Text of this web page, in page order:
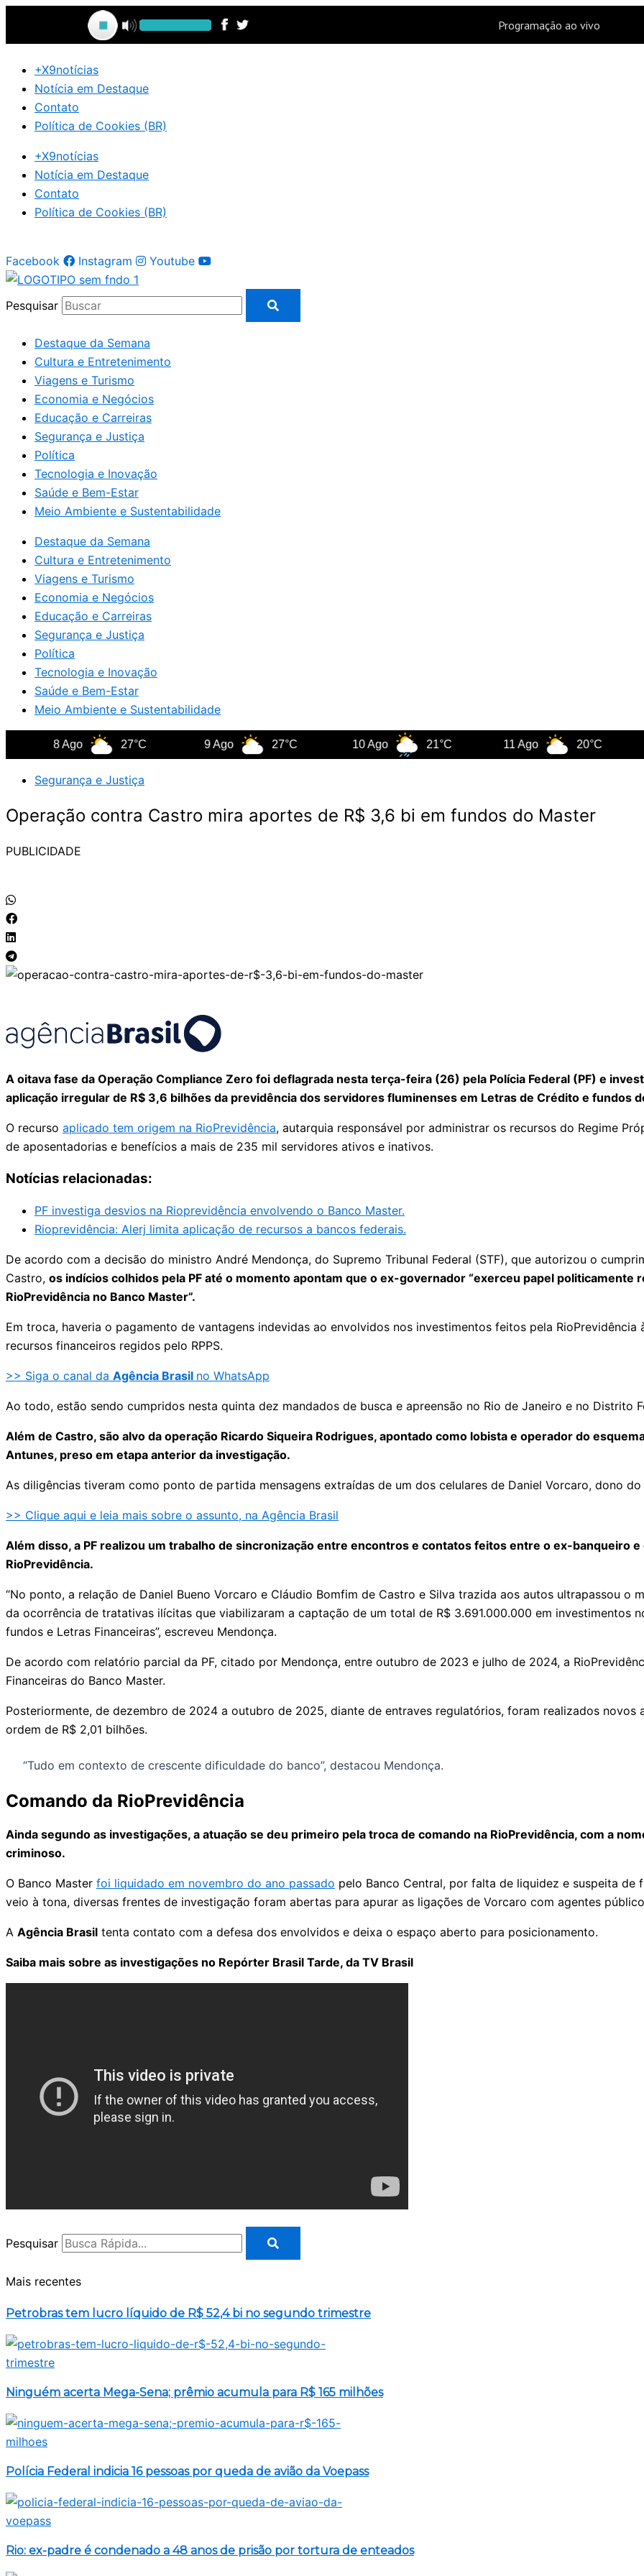
Ir
o
conteúdo+X9notícias
Notícia em Destaque
Contato
Política de Cookies (BR)
+X9notícias
Notícia em Destaque
Contato
Política de Cookies (BR)
Facebook Instagram Youtube
Pesquisar
Destaque da Semana
Cultura e Entretenimento
Viagens e Turismo
Economia e Negócios
Educação e Carreiras
Segurança e Justiça
Política
Tecnologia e Inovação
Saúde e Bem-Estar
Meio Ambiente e Sustentabilidade
Destaque da Semana
Cultura e Entretenimento
Viagens e Turismo
Economia e Negócios
Educação e Carreiras
Segurança e Justiça
Política
Tecnologia e Inovação
Saúde e Bem-Estar
Meio Ambiente e Sustentabilidade
27°C 27°C 21°C 20°C
Segurança e Justiça
Operação contra Castro mira aportes de R$ 3,6 bi em fundos do Master
PUBLICIDADE
A oitava fase da Operação Compliance Zero foi deflagrada nesta terça-feira (26) pela Polícia Federal (PF) e
aplicação irregular de R$ 3,6 bilhões da previdência dos servidores fluminenses em Letras de Crédito e fundos
O recurso aplicado tem origem na RioPrevidência, autarquia responsável por administrar os recursos do Regime
de aposentadorias e benefícios a mais de 235 mil servidores ativos e inativos.
Notícias relacionadas:
PF investiga desvios na Rioprevidência envolvendo o Banco Master.
Rioprevidência: Alerj limita aplicação de recursos a bancos federais.
De acordo com a decisão do ministro André Mendonça, do Supremo Tribunal Federal (STF), que autorizou o
Castro, os indícios colhidos pela PF até o momento apontam que o ex-governador “exerceu papel politicamente
RioPrevidência no Banco Master”.
Em troca, haveria o pagamento de vantagens indevidas ao envolvidos nos investimentos feitos pela
recursos financeiros regidos pelo RPPS.
>> Siga o canal da Agência Brasil no WhatsApp
Ao todo, estão sendo cumpridos nesta quinta dez mandados de busca e apreensão no Rio de Janeiro e no Distrito
Além de Castro, são alvo da operação Ricardo Siqueira Rodrigues, apontado como lobista e operador do
Antunes, preso em etapa anterior da investigação.
As diligências tiveram como ponto de partida mensagens extraídas de um dos celulares de Daniel Vorcaro, dono do
>> Clique aqui e leia mais sobre o assunto, na Agência Brasil
Além disso, a PF realizou um trabalho de sincronização entre encontros e contatos feitos entre o ex-banqueiro
RioPrevidência.
“No ponto, a relação de Daniel Bueno Vorcaro e Cláudio Bomfim de Castro e Silva trazida aos autos ultrapassou
da ocorrência de tratativas ilícitas que viabilizaram a captação de um total de R$ 3.691.000.000 em investimentos
fundos e Letras Financeiras”, escreveu Mendonça.
De acordo com relatório parcial da PF, citado por Mendonça, entre outubro de 2023 e julho de 2024, a
Financeiras do Banco Master.
Posteriormente, de dezembro de 2024 a outubro de 2025, diante de entraves regulatórios, foram realizados
ordem de R$ 2,01 bilhões.
“Tudo em contexto de crescente dificuldade do banco”, destacou Mendonça.
Comando da RioPrevidência
Ainda segundo as investigações, a atuação se deu primeiro pela troca de comando na RioPrevidência, com a
criminoso.
O Banco Master foi liquidado em novembro do ano passado pelo Banco Central, por falta de liquidez e suspeita de
veio à tona, diversas frentes de investigação foram abertas para apurar as ligações de Vorcaro com agentes
A Agência Brasil tenta contato com a defesa dos envolvidos e deixa o espaço aberto para posicionamento.
Saiba mais sobre as investigações no Repórter Brasil Tarde, da TV Brasil
Pesquisar
Mais recentes
Petrobras tem lucro líquido de R$ 52,4 bi no segundo trimestre
Ninguém acerta Mega-Sena; prêmio acumula para R$ 165 milhões
Polícia Federal indicia 16 pessoas por queda de avião da Voepass
Rio: ex-padre é condenado a 48 anos de prisão por tortura de enteados